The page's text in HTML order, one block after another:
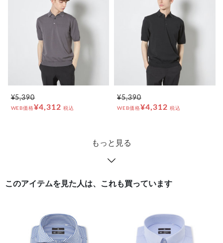
¥5,390
WEB価格¥4,312 税込
¥5,390
WEB価格¥4,312 税込
もっと見る
このアイテムを見た人は、これも買っています